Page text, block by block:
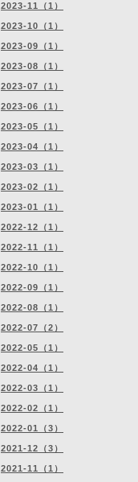
2023-11（1）
2023-10（1）
2023-09（1）
2023-08（1）
2023-07（1）
2023-06（1）
2023-05（1）
2023-04（1）
2023-03（1）
2023-02（1）
2023-01（1）
2022-12（1）
2022-11（1）
2022-10（1）
2022-09（1）
2022-08（1）
2022-07（2）
2022-05（1）
2022-04（1）
2022-03（1）
2022-02（1）
2022-01（3）
2021-12（3）
2021-11（1）